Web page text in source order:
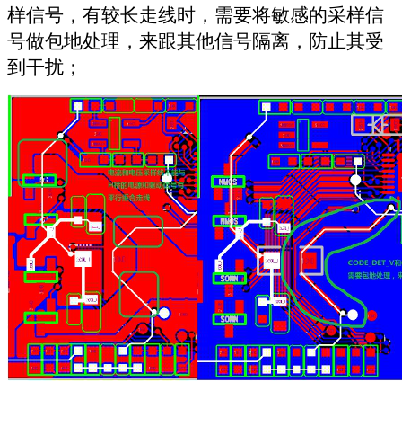
样信号，有较长走线时，需要将敏感的采样信
号做包地处理，来跟其他信号隔离，防止其受
到干扰；